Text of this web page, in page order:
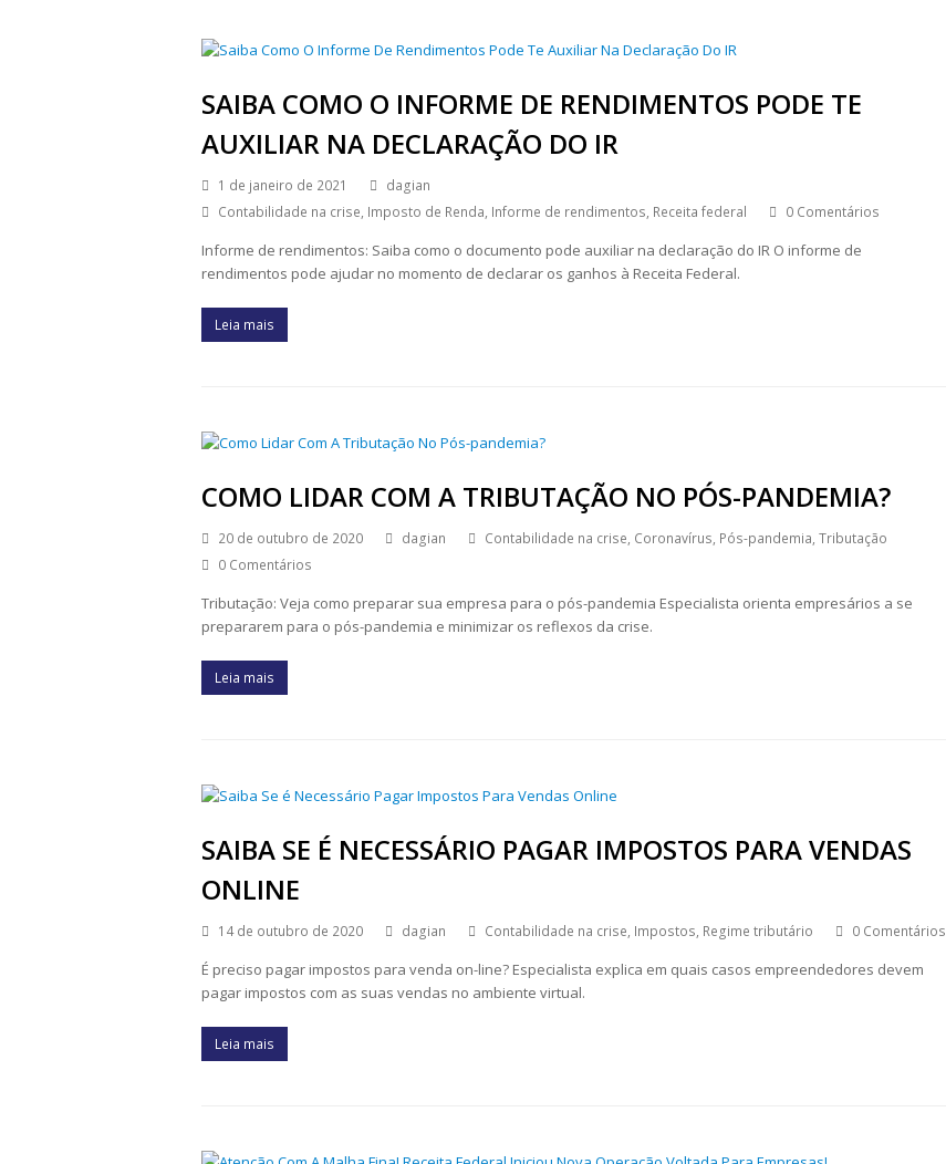
SAIBA COMO O INFORME DE RENDIMENTOS PODE TE
AUXILIAR NA DECLARAÇÃO DO IR
1 de janeiro de 2021
dagian
Contabilidade na crise, Imposto de Renda, Informe de rendimentos, Receita federal 0 Comentários
Informe de rendimentos: Saiba como o documento pode auxiliar na declaração do IR O informe de
rendimentos pode ajudar no momento de declarar os ganhos à Receita Federal.
Leia mais
COMO LIDAR COM A TRIBUTAÇÃO NO PÓS-PANDEMIA?
20 de outubro de 2020 dagian Contabilidade na crise, Coronavírus, Pós-pandemia, Tributação
0 Comentários
Tributação: Veja como preparar sua empresa para o pós-pandemia Especialista orienta empresários a se
prepararem para o pós-pandemia e minimizar os reflexos da crise.
Leia mais
SAIBA SE É NECESSÁRIO PAGAR IMPOSTOS PARA VENDAS
ONLINE
14 de outubro de 2020 dagian Contabilidade na crise, Impostos, Regime tributário 0 Comentários
É preciso pagar impostos para venda on-line? Especialista explica em quais casos empreendedores devem
pagar impostos com as suas vendas no ambiente virtual.
Leia mais